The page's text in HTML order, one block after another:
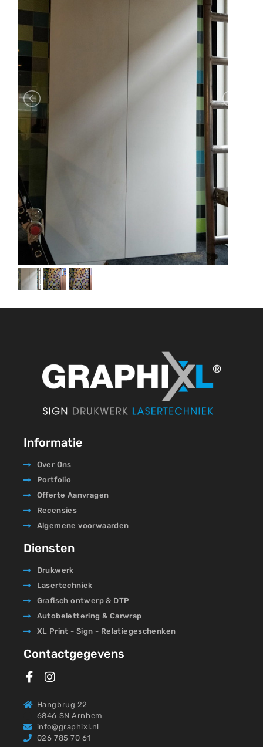
Informatie
Over Ons
Portfolio
Offerte Aanvragen
Recensies
Algemene voorwaarden
Diensten
Drukwerk
Lasertechniek
Grafisch ontwerp & DTP
Autobelettering & Carwrap
XL Print - Sign - Relatiegeschenken
Contactgegevens
Hangbrug 22
6846 SN Arnhem
info@graphixl.nl
026 785 70 61